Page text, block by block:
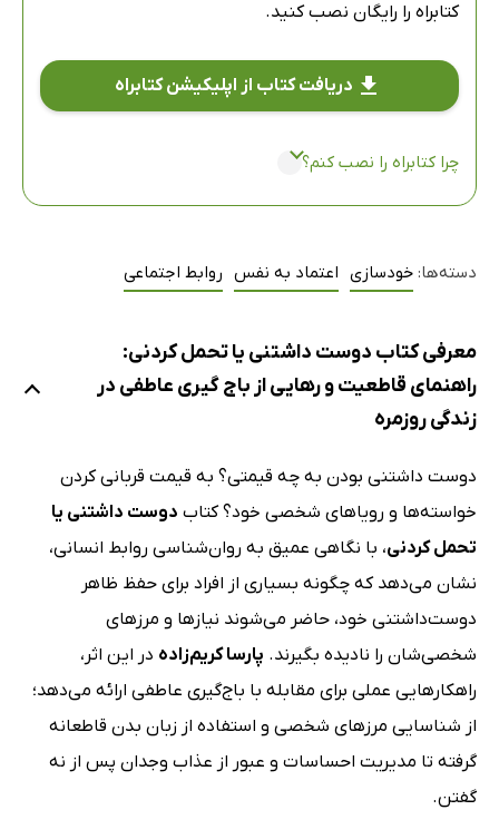
کتابراه را رایگان نصب کنید.
دریافت کتاب از اپلیکیشن کتابراه
چرا کتابراه را نصب کنم؟
دسته‌ها: خودسازی اعتماد به نفس روابط اجتماعی
معرفی کتاب دوست داشتنی یا تحمل کردنی:
راهنمای قاطعیت و رهایی از باج گیری عاطفی در
زندگی روزمره
دوست داشتنی بودن به چه قیمتی؟ به قیمت قربانی کردن
خواسته‌ها و رویاهای شخصی خود؟ کتاب دوست داشتنی یا
تحمل کردنی، با نگاهی عمیق به روان‌شناسی روابط انسانی،
نشان می‌دهد که چگونه بسیاری از افراد برای حفظ ظاهر
دوست‌داشتنی خود، حاضر می‌شوند نیازها و مرزهای
شخصی‌شان را نادیده بگیرند. پارسا کریم‌زاده در این اثر،
راهکارهایی عملی برای مقابله با باج‌گیری عاطفی ارائه می‌دهد؛
از شناسایی مرزهای شخصی و استفاده از زبان بدن قاطعانه
گرفته تا مدیریت احساسات و عبور از عذاب وجدان پس از نه
گفتن.